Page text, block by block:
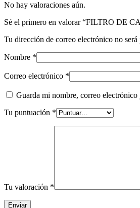
No hay valoraciones aún.
Sé el primero en valorar “FILTRO DE
Tu dirección de correo electrónico no será
Nombre *
Correo electrónico *
Guarda mi nombre, correo
Tu puntuación *
Tu valoración *